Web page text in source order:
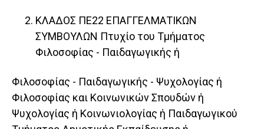
ΚΛΑΔΟΣ ΠΕ22 ΕΠΑΓΓΕΛΜΑΤΙΚΩΝ
ΣΥΜΒΟΥΛΩΝ Πτυχίο του Τμήματος
Φιλοσοφίας - Παιδαγωγικής ή
Φιλοσοφίας - Παιδαγωγικής - Ψυχολογίας ή
Φιλοσοφίας και Κοινωνικών Σπουδών ή
Ψυχολογίας ή Κοινωνιολογίας ή Παιδαγωγικού